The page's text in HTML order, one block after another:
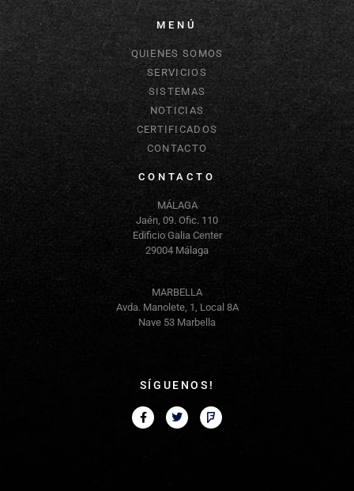
MENÚ
QUIENES SOMOS
SERVICIOS
SISTEMAS
NOTICIAS
CERTIFICADOS
CONTACTO
CONTACTO
MÁLAGA
Jaén, 09. Ofic. 110
Edificio Galia Center
29004 Málaga
MARBELLA
Avda. Manolete, 1, Local 8A
Nave 53 Marbella
SÍGUENOS!